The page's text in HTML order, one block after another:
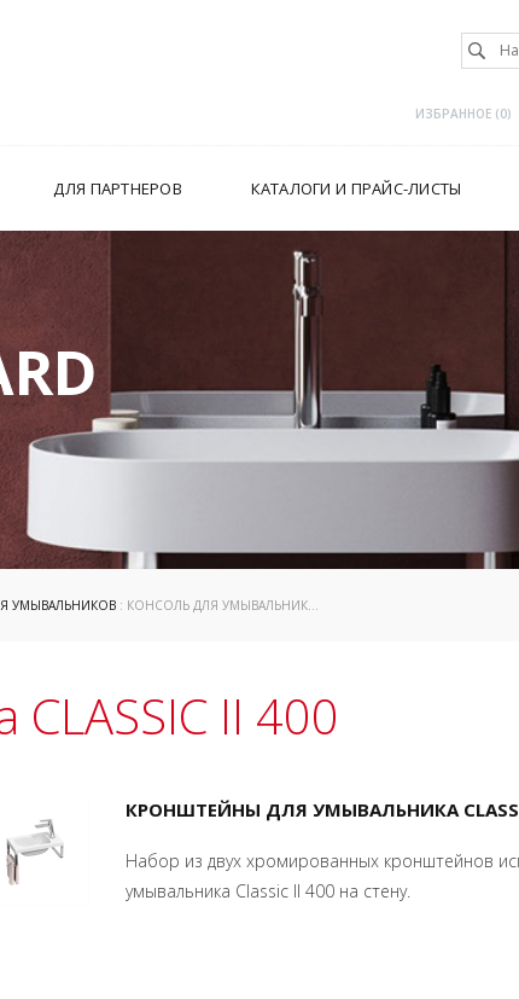
ИЗБРАННОЕ (0)
ДЛЯ ПАРТНЕРОВ КАТАЛОГИ И ПРАЙС-ЛИСТЫ
УМЫВАЛЬНИКОВ : КОНСОЛЬ ДЛЯ УМЫВАЛЬНИКА CLASSIC II 400
II 400
КРОНШТЕЙНЫ ДЛЯ УМЫВАЛЬНИКА
Набор из двух хромированных кронштейнов
умывальника Classic II 400 на стену.